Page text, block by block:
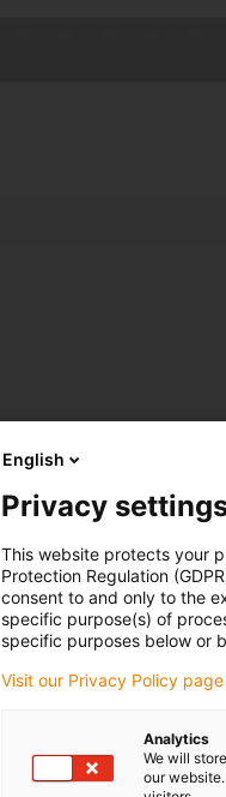
English
Privacy
This website protects your
Protection Regulation
consent to and only to the
specific purpose(s) of
specific purposes below or
Visit our Privacy Policy
Analytics
We will
our